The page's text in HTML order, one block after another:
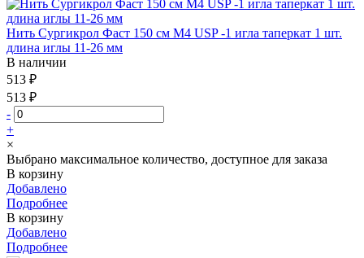
Нить Сургикрол Фаст 150 см М4 USP -1 игла таперкат 1 шт.
длина иглы 11-26 мм
В наличии
513 ₽
513 ₽
-
+
×
Выбрано максимальное количество, доступное для заказа
В корзину
Добавлено
Подробнее
В корзину
Добавлено
Подробнее